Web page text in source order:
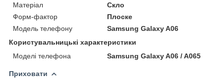
Матеріал
Скло
Форм-фактор
Плоске
Модель телефону
Samsung Galaxy A06
Користувальницькі характеристики
Моделі телефона
Samsung Galaxy A06 / A065
Приховати